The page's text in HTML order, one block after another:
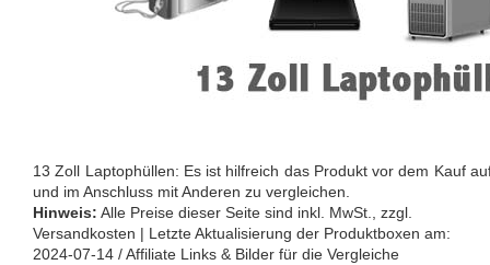
13 Zoll Laptophüllen: Es ist hilfreich das Produkt vor dem Kauf
und im Anschluss mit Anderen zu vergleichen.
Hinweis: Alle Preise dieser Seite sind inkl. MwSt., zzgl.
Versandkosten | Letzte Aktualisierung der Produktboxen am:
2024-07-14 / Affiliate Links & Bilder für die Vergleiche